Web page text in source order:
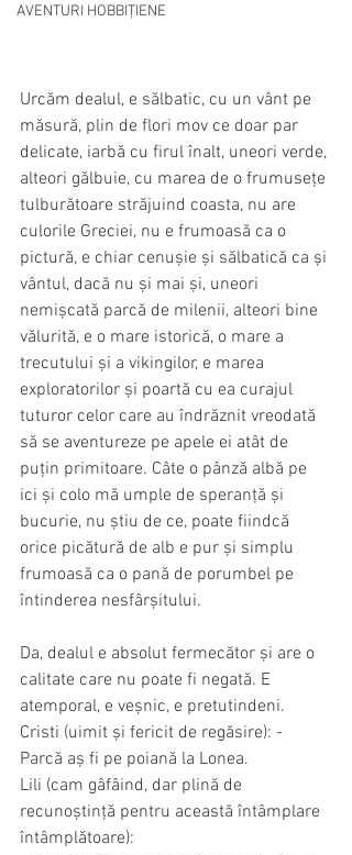
AVENTURI HOBBIȚIENE
Urcăm dealul, e sălbatic, cu un vânt pe
măsură, plin de flori mov ce doar par
delicate, iarbă cu firul înalt, uneori verde,
alteori gălbuie, cu marea de o frumusețe
tulburătoare străjuind coasta, nu are
culorile Greciei, nu e frumoasă ca o
pictură, e chiar cenușie și sălbatică ca și
vântul, dacă nu și mai și, uneori
nemișcată parcă de milenii, alteori bine
vălurită, e o mare istorică, o mare a
trecutului și a vikingilor, e marea
exploratorilor și poartă cu ea curajul
tuturor celor care au îndrăznit vreodată
să se aventureze pe apele ei atât de
puțin primitoare. Câte o pânză albă pe
ici și colo mă umple de speranță și
bucurie, nu știu de ce, poate fiindcă
orice picătură de alb e pur și simplu
frumoasă ca o pană de porumbel pe
întinderea nesfârșitului.
Da, dealul e absolut fermecător și are o
calitate care nu poate fi negată. E
atemporal, e veșnic, e pretutindeni.
Cristi (uimit și fericit de regăsire): -
Parcă aș fi pe poiană la Lonea.
Lili (cam gâfâind, dar plină de
recunoștință pentru această întâmplare
întâmplătoare):